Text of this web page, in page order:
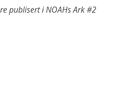
publisert i NOAHs Ark #2